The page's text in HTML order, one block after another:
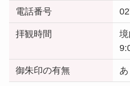
電話番号
拝観時間
御朱印の有無 あ